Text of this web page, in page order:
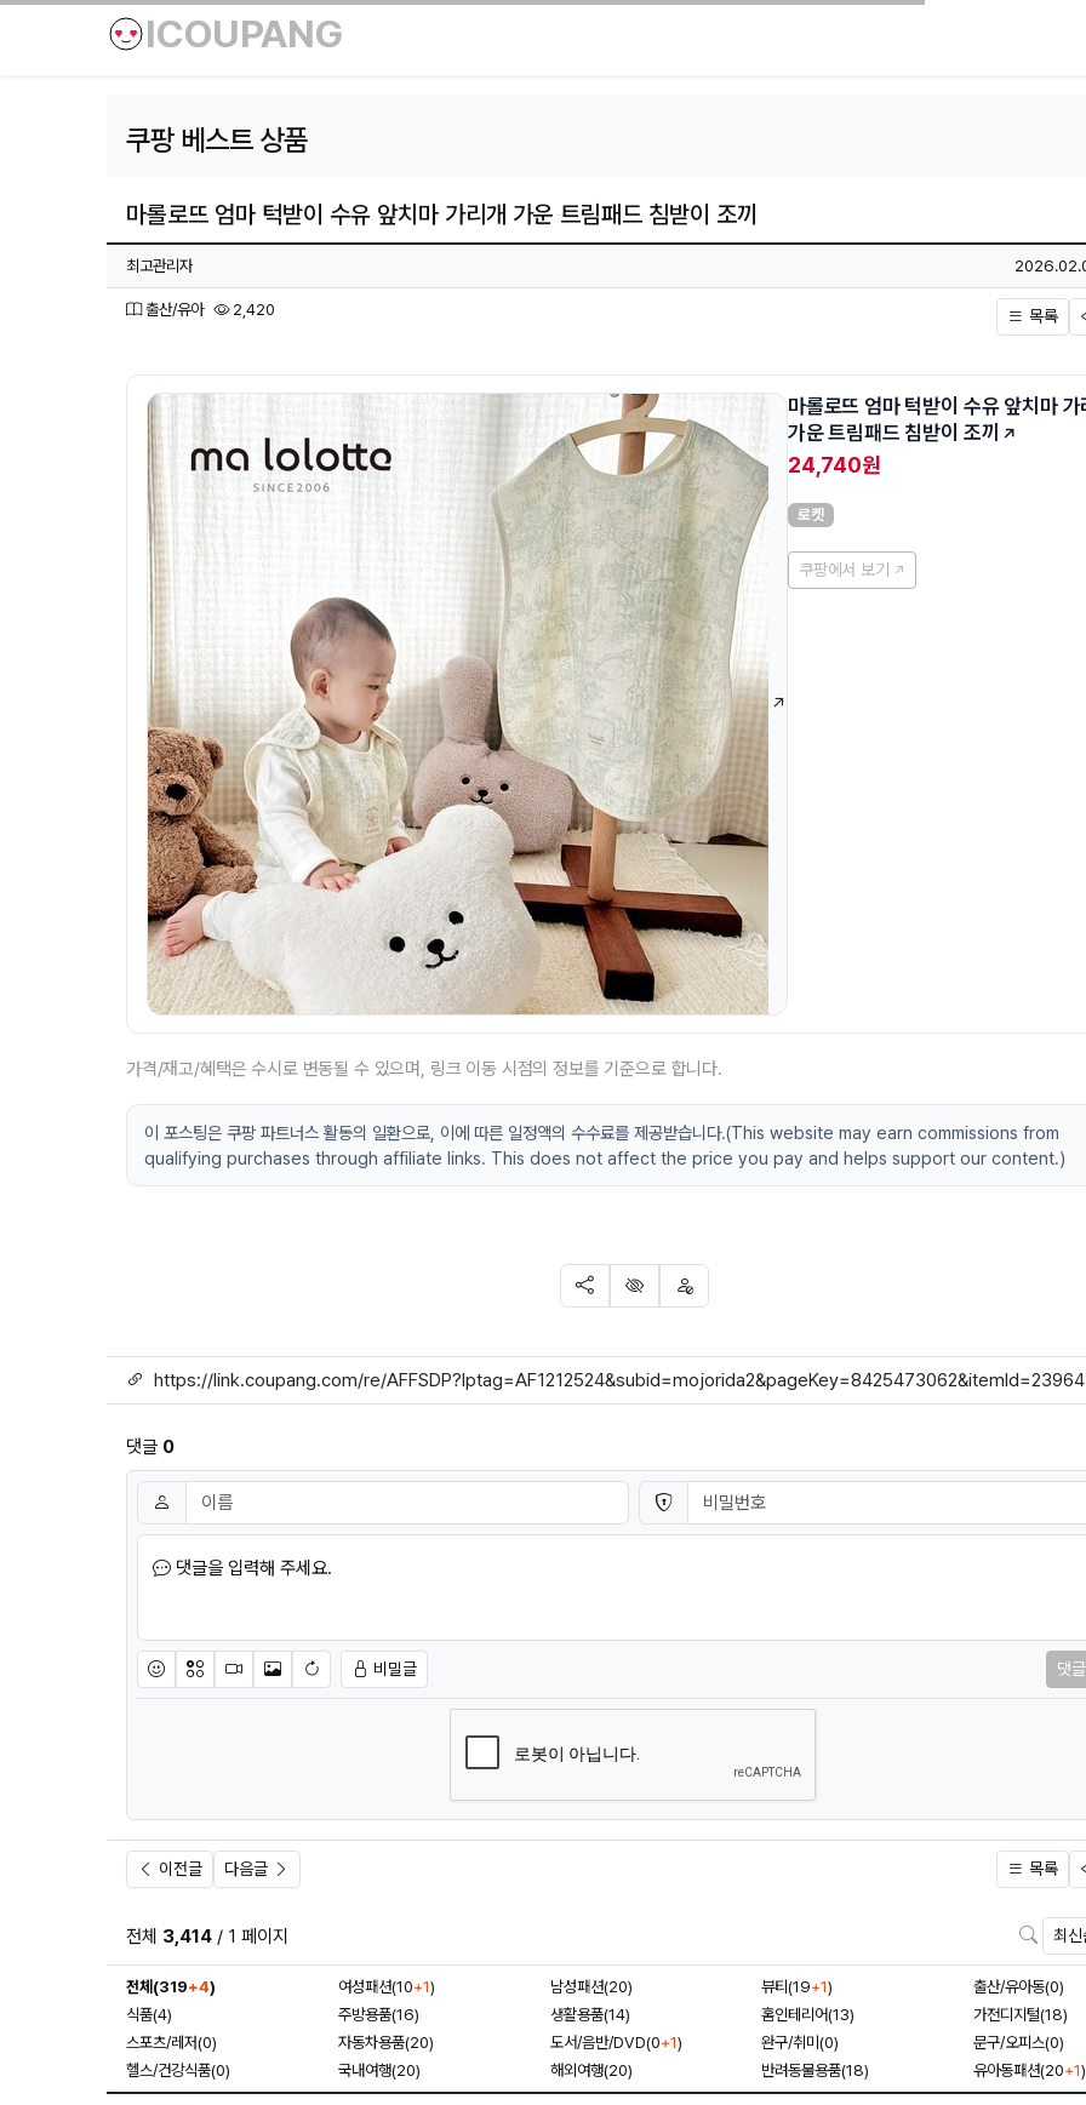
ICOUPANG
쿠팡 베스트 상품
마롤로뜨 엄마 턱받이 수유 앞치마 가리개 가운 트림패드 침받이 조끼
페이지 정보
작성자
최고관리자 작성일
분류
출산/유아 2,420 목록
본문
마롤로뜨 엄마 턱받이 수유 앞치마 가
가운 트림패드 침받이 조끼
24,740원
로켓
쿠팡에서 보기
가격/재고/혜택은 수시로 변동될 수 있으며, 링크 이동 시점의 정보를 기준으로 합니다.
이 포스팅은 쿠팡 파트너스 활동의 일환으로, 이에 따른 일정액의 수수료를 제공받습니다.(This website may earn commissions from
qualifying purchases through affiliate links. This does not affect the price you pay and helps support our content.)
SNS 공유
신고 차단
링크
댓글 0
댓글쓰기
이름 필수 비밀번호 필수
댓글을 입력해 주세요.
이모티콘아이콘동영상이미지새댓글 작성
비밀글 댓글
이전글 다음글 목록
전체 3,414 / 1 페이지 검색
전체(319+4) 여성패션(10+1) 남성패션(20) 뷰티(19+1)
출산/유아동(0)
식품(4)
주방용품(16) 생활용품(14) 홈인테리어(13)
가전디지털(18)
스포츠/레저(0)
자동차용품(20) 도서/음반/DVD(0+1) 완구/취미(0)
문구/오피스(0)
헬스/건강식품(0)
국내여행(20) 해외여행(20) 반려동물용품(18) 유아동패션(20+1)